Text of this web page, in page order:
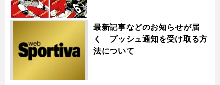
最新記事などのお知らせが届
く プッシュ通知を受け取る方
法について